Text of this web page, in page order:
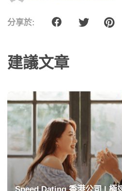
分享於:
建議文章
Speed Dating 香港公司 | 極